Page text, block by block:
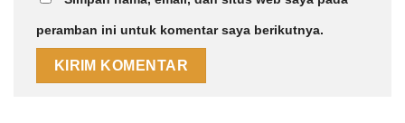
peramban ini untuk komentar saya berikutnya.